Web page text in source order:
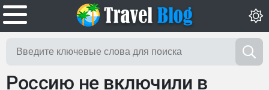
Россию не включили в